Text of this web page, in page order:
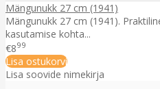
Mängunukk 27 cm (1941)
Mängunukk 27 cm (1941).
kasutamise kohta...
€899
Lisa ostukorvi
Lisa soovide nimekirja